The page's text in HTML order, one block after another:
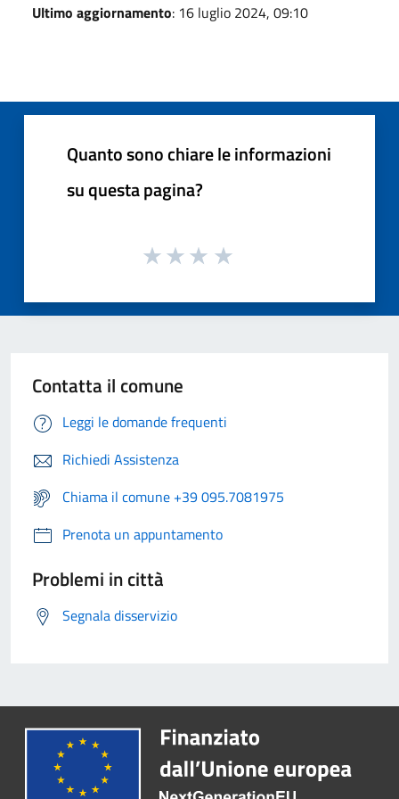
Ultimo aggiornamento: 16 luglio 2024, 09:10
Quanto sono chiare le informazioni
su questa pagina?
Contatta il comune
Leggi le domande frequenti
Richiedi Assistenza
Chiama il comune +39 095.7081975
Prenota un appuntamento
Problemi in città
Segnala disservizio